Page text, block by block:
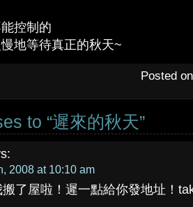
控制的
地等待真正的秋天~
Posted
to “遲來的秋天”
2008 at 10:10 am
了屋啦！遲一點給你發地址！